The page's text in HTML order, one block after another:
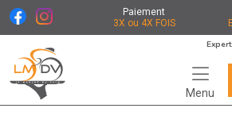
Paiement
3X ou 4X FOIS
Le Marché du Vélo Votre distributeurs
Menu